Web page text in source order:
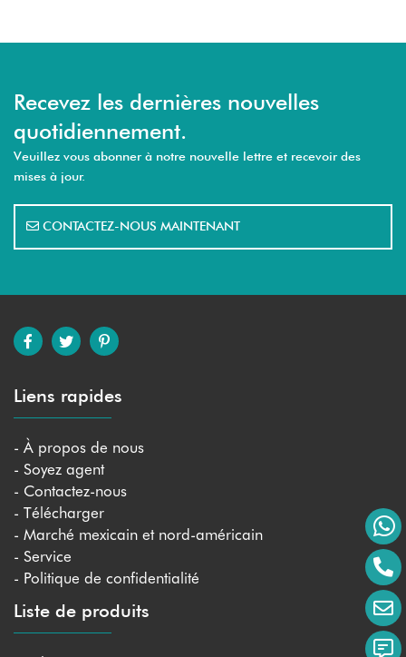
Recevez les dernières nouvelles
quotidiennement.
Veuillez vous abonner à notre nouvelle lettre et recevoir des
mises à jour.
CONTACTEZ-NOUS MAINTENANT
Liens rapides
- À propos de nous
- Soyez agent
- Contactez-nous
- Télécharger
- Marché mexicain et nord-américain
- Service
- Politique de confidentialité
Liste de produits